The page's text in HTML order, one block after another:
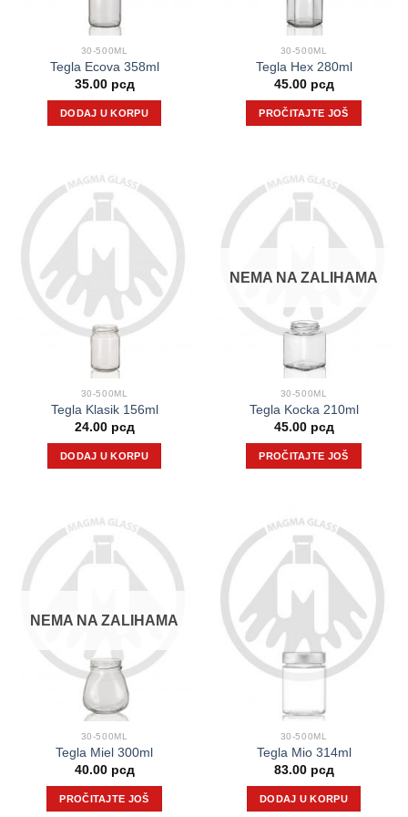
30-500ML
Tegla Ecova 358ml
35.00 рсд
DODAJ U KORPU
30-500ML
Tegla Hex 280ml
45.00 рсд
PROČITAJTE JOŠ
30-500ML
Tegla Klasik 156ml
24.00 рсд
DODAJ U KORPU
NEMA NA ZALIHAMA
30-500ML
Tegla Kocka 210ml
45.00 рсд
PROČITAJTE JOŠ
NEMA NA ZALIHAMA
30-500ML
Tegla Miel 300ml
40.00 рсд
PROČITAJTE JOŠ
30-500ML
Tegla Mio 314ml
83.00 рсд
DODAJ U KORPU